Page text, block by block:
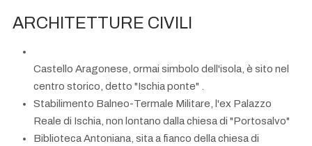
ARCHITETTURE CIVILI
Castello Aragonese, ormai simbolo dell'isola, è sito nel
centro storico, detto "Ischia ponte" .
Stabilimento Balneo-Termale Militare, l'ex Palazzo
Reale di Ischia, non lontano dalla chiesa di "Portosalvo"
Biblioteca Antoniana, sita a fianco della chiesa di